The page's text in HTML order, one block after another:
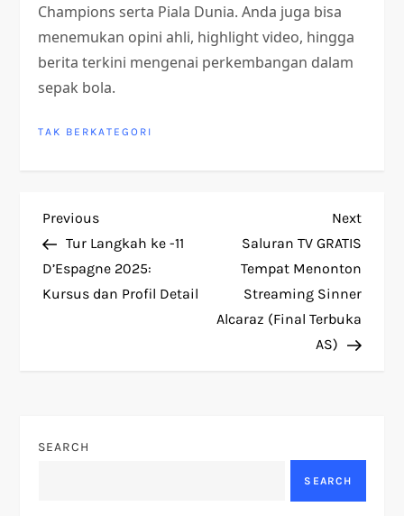
Champions serta Piala Dunia. Anda juga bisa
menemukan opini ahli, highlight video, hingga
berita terkini mengenai perkembangan dalam
sepak bola.
TAK BERKATEGORI
P
o
s
a
Previous
Post
Previous
Tur Langkah ke -11
D’Espagne 2025:
Kursus dan Profil Detail
Next
Post
Next
Saluran TV GRATIS
Tempat Menonton
Streaming Sinner
Alcaraz (Final Terbuka
AS)
SEARCH
SEARCH